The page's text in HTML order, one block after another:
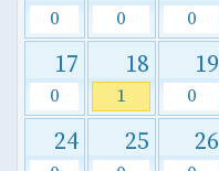
0 0 0
17
0
18
1
19
0
24 25 26